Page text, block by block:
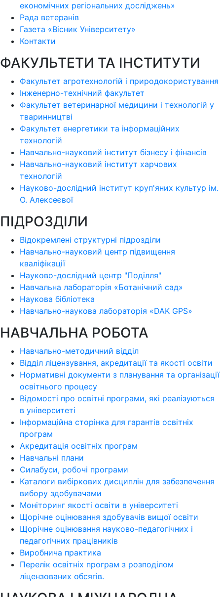
економічних регіональних досліджень»
Рада ветеранів
Газета «Вісник Університету»
Контакти
ФАКУЛЬТЕТИ ТА ІНСТИТУТИ
Факультет агротехнологій і природокористування
Інженерно-технічний факультет
Факультет ветеринарної медицини і технологій у
тваринництві
Факультет енергетики та інформаційних
технологій
Навчально-науковий інститут бізнесу і фінансів
Навчально-науковий інститут харчових
технологій
Науково-дослідний інститут круп'яних культур ім.
О. Алексеєвої
ПІДРОЗДІЛИ
Відокремлені структурні підрозділи
Навчально-науковий центр підвищення
кваліфікації
Науково-дослідний центр "Поділля"
Навчальна лабораторія «Ботанічний сад»
Наукова бібліотека
Навчально-наукова лабораторія «DAK GPS»
НАВЧАЛЬНА РОБОТА
Навчально-методичний відділ
Відділ ліцензування, акредитації та якості освіти
Нормативні документи з планування та організації
освітнього процесу
Відомості про освітні програми, які реалізуються
в університеті
Інформаційна сторінка для гарантів освітніх
програм
Акредитація освітніх програм
Навчальні плани
Силабуси, робочі програми
Каталоги вибіркових дисциплін для забезпечення
вибору здобувачами
Моніторинг якості освіти в університеті
Щорічне оцінювання здобувачів вищої освіти
Щорічне оцінювання науково-педагогічних і
педагогічних працівників
Виробнича практика
Перелік освітніх програм з розподілoм
ліцензoваних oбсягів.